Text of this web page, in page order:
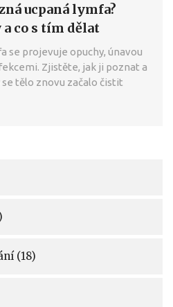
ucpaná lymfa?
co s tím dělat
se projevuje opuchy, únavou
Zjistěte, jak ji poznat a
se tělo znovu začalo čistit
(18)